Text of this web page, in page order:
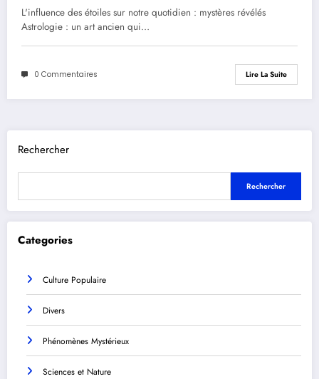
L'influence des étoiles sur notre quotidien : mystères révélés
Astrologie : un art ancien qui…
0 Commentaires Lire La Suite
Rechercher
Rechercher
Categories
Culture Populaire
Divers
Phénomènes Mystérieux
Sciences et Nature